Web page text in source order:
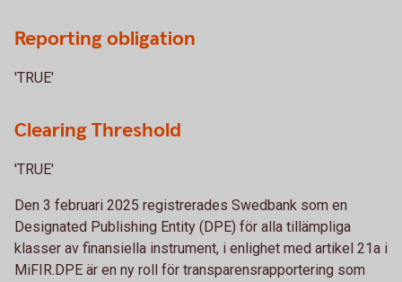
Reporting obligation
'TRUE'
Clearing Threshold
'TRUE'
Den 3 februari 2025 registrerades Swedbank som en
Designated Publishing Entity (DPE) för alla tillämpliga
klasser av finansiella instrument, i enlighet med artikel 21a i
MiFIR.DPE är en ny roll för transparensrapportering som